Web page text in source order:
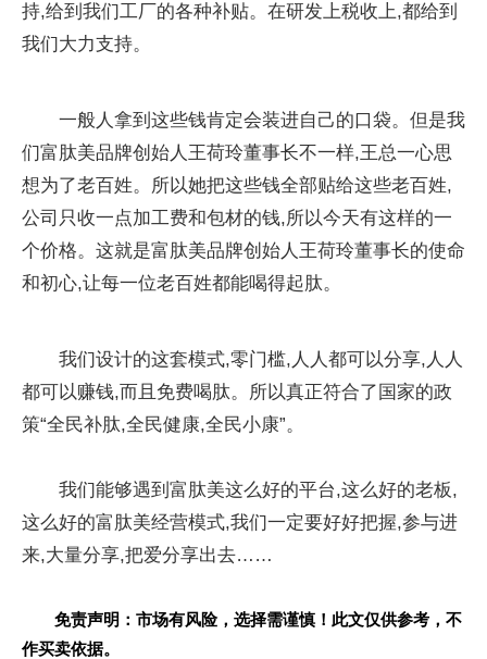
持,给到我们工厂的各种补贴。在研发上税收上,都给到
我们大力支持。
一般人拿到这些钱肯定会装进自己的口袋。但是我
们富肽美品牌创始人王荷玲董事长不一样,王总一心思
想为了老百姓。所以她把这些钱全部贴给这些老百姓,
公司只收一点加工费和包材的钱,所以今天有这样的一
个价格。这就是富肽美品牌创始人王荷玲董事长的使命
和初心,让每一位老百姓都能喝得起肽。
我们设计的这套模式,零门槛,人人都可以分享,人人
都可以赚钱,而且免费喝肽。所以真正符合了国家的政
策“全民补肽,全民健康,全民小康”。
我们能够遇到富肽美这么好的平台,这么好的老板,
这么好的富肽美经营模式,我们一定要好好把握,参与进
来,大量分享,把爱分享出去……
免责声明：市场有风险，选择需谨慎！此文仅供参考，不
作买卖依据。